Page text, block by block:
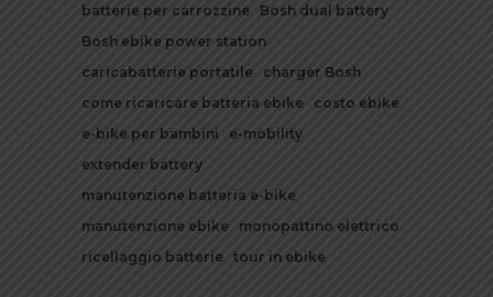
batterie per carrozzine
Bosh dual battery
Bosh ebike power station
caricabatterie portatile
charger Bosh
come ricaricare batteria ebike
costo ebike
e-bike per bambini
e-mobility
extender battery
manutenzione batteria e-bike
manutenzione ebike
monopattino elettrico
ricellaggio batterie
tour in ebike